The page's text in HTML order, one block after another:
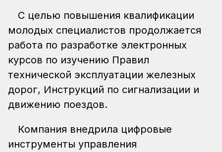
С целью повышения квалификации
молодых специалистов продолжается
работа по разработке электронных
курсов по изучению Правил
технической эксплуатации железных
дорог, Инструкций по сигнализации и
движению поездов.
Компания внедрила цифровые
инструменты управления